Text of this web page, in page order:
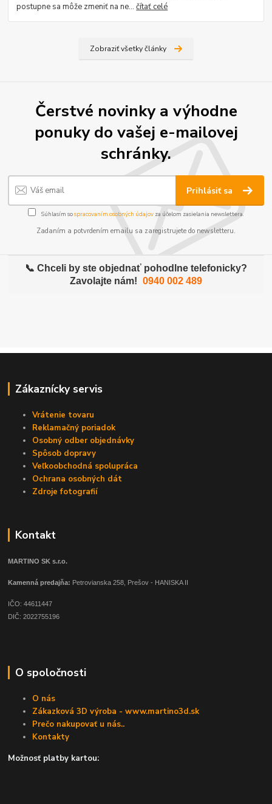
postupne sa môže zmeniť na ne...čítať celé
Zobraziť všetky články
Čerstvé novinky a výhodne
ponuky do vašej e-mailovej
schránky.
Prihlásiť sa
Súhlasím sospracovaním osobných údajov za účelom zasielania newslettera.
Zadaním a potvrdením emailu sa zaregistrujete do newsletteru.
📞 Chceli by ste objednať pohodlne telefonicky?
Zavolajte nám! 0940 002 489
Zákaznícky servis
Vrátenie tovaru
Reklamačný poriadok
Osobný odber objednávky
Spôsob dopravy
Veľkoobchodná spolupráca
Ochrana osobných dát
Zdroje fotografií
Kontakt
MARTINO SK s.r.o.
Kamenná predajňa: Petrovianska 258, Prešov - HANISKA II
IČO: 44611447
DIČ: 2022755196
O spoločnosti
O nás
Zákazková 3D výroba - www.martino3d.sk
Prečo nakupovať u nás..
Kontakty
Možnosť platby kartou: